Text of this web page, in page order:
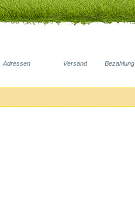
Adressen Versand Bezahlung